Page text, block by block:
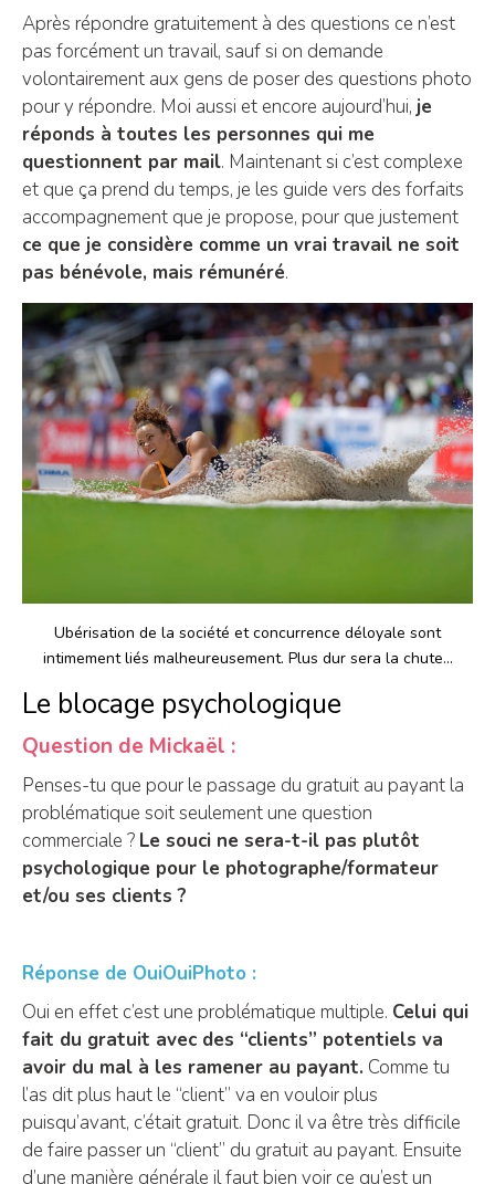
Après répondre gratuitement à des questions ce n’est
pas forcément un travail, sauf si on demande
volontairement aux gens de poser des questions photo
pour y répondre. Moi aussi et encore aujourd’hui, je
réponds à toutes les personnes qui me
questionnent par mail. Maintenant si c’est complexe
et que ça prend du temps, je les guide vers des forfaits
accompagnement que je propose, pour que justement
ce que je considère comme un vrai travail ne soit
pas bénévole, mais rémunéré.
Ubérisation de la société et concurrence déloyale sont
intimement liés malheureusement. Plus dur sera la chute…
Le blocage psychologique
Question de Mickaël :
Penses-tu que pour le passage du gratuit au payant la
problématique soit seulement une question
commerciale ? Le souci ne sera-t-il pas plutôt
psychologique pour le photographe/formateur
et/ou ses clients ?
Réponse de OuiOuiPhoto :
Oui en effet c’est une problématique multiple. Celui qui
fait du gratuit avec des “clients” potentiels va
avoir du mal à les ramener au payant. Comme tu
l’as dit plus haut le “client” va en vouloir plus
puisqu’avant, c’était gratuit. Donc il va être très difficile
de faire passer un “client” du gratuit au payant. Ensuite
d’une manière générale il faut bien voir ce qu’est un